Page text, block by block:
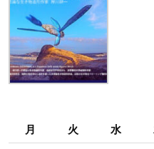
月 火 水